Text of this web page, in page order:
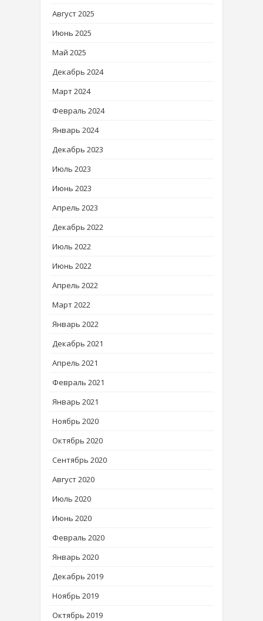
Август 2025
Июнь 2025
Май 2025
Декабрь 2024
Март 2024
Февраль 2024
Январь 2024
Декабрь 2023
Июль 2023
Июнь 2023
Апрель 2023
Декабрь 2022
Июль 2022
Июнь 2022
Апрель 2022
Март 2022
Январь 2022
Декабрь 2021
Апрель 2021
Февраль 2021
Январь 2021
Ноябрь 2020
Октябрь 2020
Сентябрь 2020
Август 2020
Июль 2020
Июнь 2020
Февраль 2020
Январь 2020
Декабрь 2019
Ноябрь 2019
Октябрь 2019